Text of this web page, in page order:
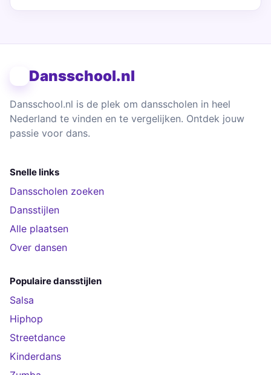
Dansschool.nl
Dansschool.nl is de plek om dansscholen in heel
Nederland te vinden en te vergelijken. Ontdek jouw
passie voor dans.
Snelle links
Dansscholen zoeken
Dansstijlen
Alle plaatsen
Over dansen
Populaire dansstijlen
Salsa
Hiphop
Streetdance
Kinderdans